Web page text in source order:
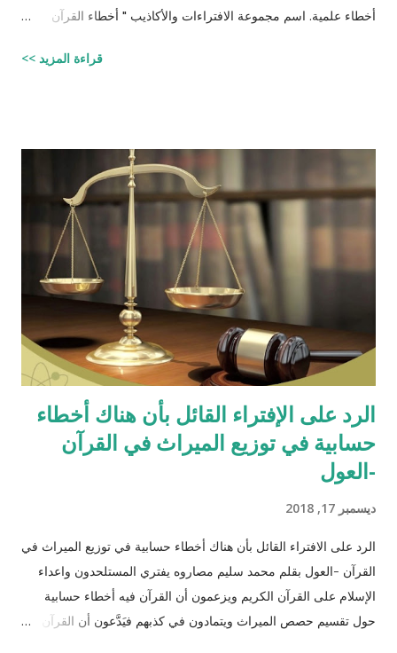
أخطاء علمية. اسم مجموعة الافتراءات والأكاذيب " أخطاء القرآن
واتبعته بردٍ يليه . راجيًا أن يكون ذلك في ميزان حسناتي ، ولا تنسوني
قراءة المزيد >>
الرد على الإفتراء القائل بأن هناك أخطاء
حسابية في توزيع الميراث في القرآن
-العول
ديسمبر 17, 2018
الرد على الافتراء القائل بأن هناك أخطاء حسابية في توزيع الميراث في
القرآن -العول بقلم محمد سليم مصاروه يفتري المستلحدون واعداء
الإسلام على القرآن الكريم ويزعمون أن القرآن فيه أخطاء حسابية
حول تقسيم حصص الميراث ويتمادون في كذبهم فيَدَّعون أن القرآن من